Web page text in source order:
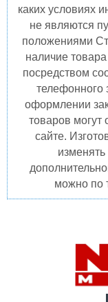
каких условиях
не являются
положениями
наличие
посредством
телефонного
оформлении
товаров могут
сайте.
можно по